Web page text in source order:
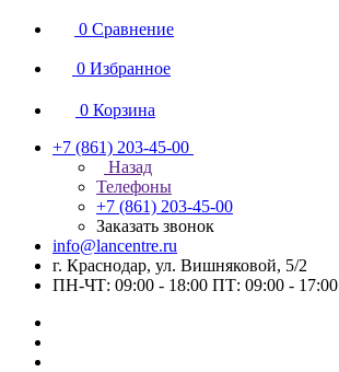
0 Сравнение
0 Избранное
0 Корзина
+7 (861) 203-45-00
Назад
Телефоны
+7 (861) 203-45-00
Заказать звонок
info@lancentre.ru
г. Краснодар, ул. Вишняковой, 5/2
ПН-ЧТ: 09:00 - 18:00 ПТ: 09:00 - 17:00